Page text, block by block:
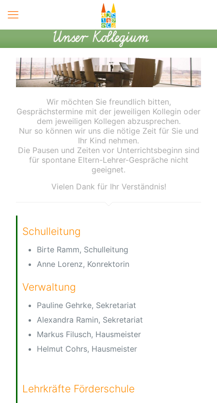
Wir möchten Sie freundlich bitten,
Gesprächstermine mit der jeweiligen Kollegin oder
dem jeweiligen Kollegen abzusprechen.
Nur so können wir uns die nötige Zeit für Sie und
Ihr Kind nehmen.
Die Pausen und Zeiten vor Unterrichtsbeginn sind
für spontane Eltern-Lehrer-Gespräche nicht
geeignet.
Vielen Dank für Ihr Verständnis!
Schulleitung
Birte Ramm, Schulleitung
Anne Lorenz, Konrektorin
Verwaltung
Pauline Gehrke, Sekretariat
Alexandra Ramin, Sekretariat
Markus Filusch, Hausmeister
Helmut Cohrs, Hausmeister
Lehrkräfte Förderschule